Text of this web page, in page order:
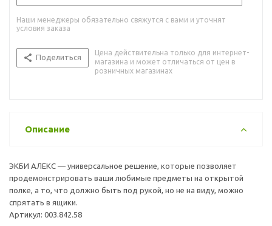
Наши менеджеры обязательно свяжутся с вами и уточнят
условия заказа
Поделиться
Цена действительна только для интернет-
магазина и может отличаться от цен в
розничных магазинах
Описание
ЭКБИ АЛЕКС — универсальное решение, которые позволяет
продемонстрировать ваши любимые предметы на открытой
полке, а то, что должно быть под рукой, но не на виду, можно
спрятать в ящики.
Артикул: 003.842.58